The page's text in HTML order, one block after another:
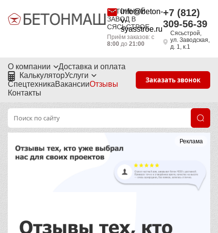
БЕТОННЫЙ
ЗАВОД В
СЯСЬСТРОЕ
info@beton-
v-
syasstroe.ru
Приём заказов: с
8:00 до21:00
+7 (812)
309-56-39
Сясьстрой,
ул. Заводская,
д. 1, к.1
О компании
Доставка и оплата
КалькуляторУслуги
СпецтехникаВакансииОтзывы
Контакты
Заказать звонок
Реклама